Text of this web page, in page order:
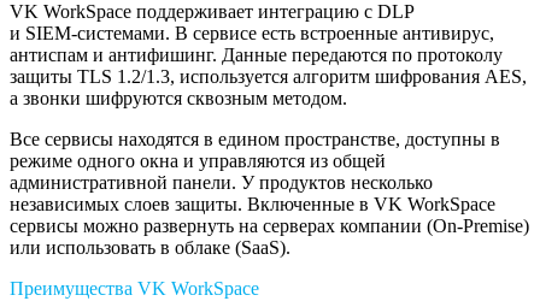
VK WorkSpace поддерживает интеграцию с DLP
и SIEM-системами. В сервисе есть встроенные антивирус,
антиспам и антифишинг. Данные передаются по протоколу
защиты TLS 1.2/1.3, используется алгоритм шифрования AES,
а звонки шифруются сквозным методом.
Все сервисы находятся в едином пространстве, доступны в
режиме одного окна и управляются из общей
административной панели. У продуктов несколько
независимых слоев защиты. Включенные в VK WorkSpace
сервисы можно развернуть на серверах компании (On-Premise)
или использовать в облаке (SaaS).
Преимущества VK WorkSpace